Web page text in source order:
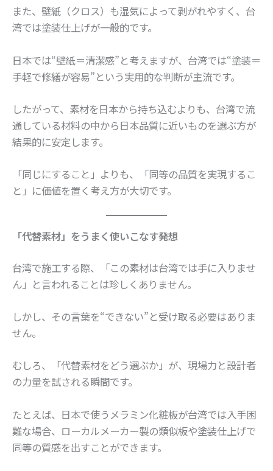
また、壁紙（クロス）も湿気によって剥がれやすく、台
湾では塗装仕上げが一般的です。
日本では“壁紙＝清潔感”と考えますが、台湾では“塗装＝
手軽で修繕が容易”という実用的な判断が主流です。
したがって、素材を日本から持ち込むよりも、台湾で流
通している材料の中から日本品質に近いものを選ぶ方が
結果的に安定します。
「同じにすること」よりも、「同等の品質を実現するこ
と」に価値を置く考え方が大切です。
「代替素材」をうまく使いこなす発想
台湾で施工する際、「この素材は台湾では手に入りませ
ん」と言われることは珍しくありません。
しかし、その言葉を“できない”と受け取る必要はありま
せん。
むしろ、「代替素材をどう選ぶか」が、現場力と設計者
の力量を試される瞬間です。
たとえば、日本で使うメラミン化粧板が台湾では入手困
難な場合、ローカルメーカー製の類似板や塗装仕上げで
同等の質感を出すことができます。